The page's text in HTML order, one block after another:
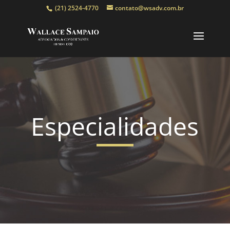
(21) 2524-4770 contato@wsadv.com.br
Especialidades